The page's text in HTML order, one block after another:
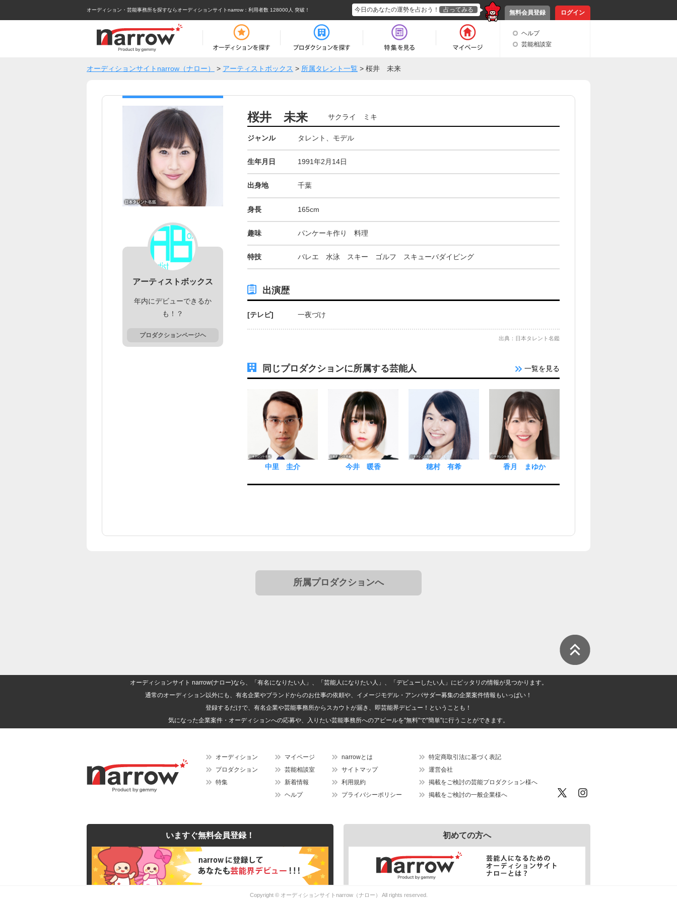
オーディション・芸能事務所を探すならオーディションサイトnarrow ：利用者数 128000人 突破！ 無料会員登録 ログイン
今日のあなたの運勢を占おう！ 占ってみる
ヘルプ
芸能相談室
オーディションサイトnarrow（ナロー） > アーティストボックス > 所属タレント一覧 > 桜井 未来
アーティストボックス
年内にデビューできるか
も！？
プロダクションページヘ
桜井 未来 サクライ ミキ
ジャンル タレント、モデル
生年月日 1991年2月14日
出身地 千葉
身長 165cm
趣味 パンケーキ作り 料理
特技 バレエ 水泳 スキー ゴルフ スキューバダイビング
出演歴
[テレビ] 一夜づけ
出典：日本タレント名鑑
同じプロダクションに所属する芸能人 一覧を見る
中里 圭介 今井 暖香 穂村 有希 香月 まゆか
所属プロダクションへ
オーディションサイト narrow(ナロー)なら、「有名になりたい人」、「芸能人になりたい人」、「デビューしたい人」にピッタリの情報が見つかります。
通常のオーディション以外にも、有名企業やブランドからのお仕事の依頼や、イメージモデル・アンバサダー募集の企業案件情報もいっぱい！
登録するだけで、有名企業や芸能事務所からスカウトが届き、即芸能界デビュー！ということも！
気になった企業案件・オーディションへの応募や、入りたい芸能事務所へのアピールを"無料"で"簡単"に行うことができます。
オーディション
プロダクション
特集
マイページ
芸能相談室
新着情報
ヘルプ
narrowとは
サイトマップ
利用規約
プライバシーポリシー
特定商取引法に基づく表記
運営会社
掲載をご検討の芸能プロダクション様へ
掲載をご検討の一般企業様へ
いますぐ無料会員登録！ 初めての方へ
Copyright © オーディションサイトnarrow（ナロー） All rights reserved.